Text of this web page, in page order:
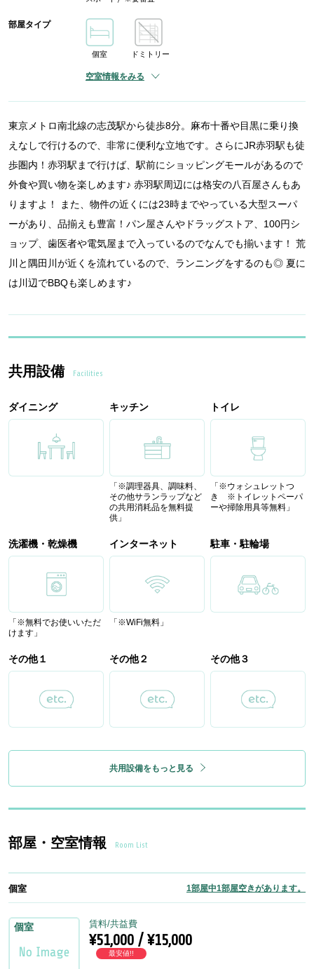
部屋タイプ
個室 ドミトリー
空室情報をみる
東京メトロ南北線の志茂駅から徒歩8分。麻布十番や目黒に乗り換
えなしで行けるので、非常に便利な立地です。さらにJR赤羽駅も徒
歩圏内！赤羽駅まで行けば、駅前にショッピングモールがあるので
外食や買い物を楽しめます♪ 赤羽駅周辺には格安の八百屋さんもあ
りますよ！ また、物件の近くには23時までやっている大型スーパ
ーがあり、品揃えも豊富！パン屋さんやドラッグストア、100円シ
ョップ、歯医者や電気屋まで入っているのでなんでも揃います！ 荒
川と隅田川が近くを流れているので、ランニングをするのも◎ 夏に
は川辺でBBQも楽しめます♪
共用設備 Facilities
ダイニング キッチン
「※調理器具、調味料、
その他サランラップなど
の共用消耗品を無料提
供」
トイレ
「※ウォシュレットつ
き ※トイレットペーパ
ーや掃除用具等無料」
洗濯機・乾燥機
「※無料でお使いいただ
けます」
インターネット
「※WiFi無料」
駐車・駐輪場
その他１ その他２ その他３
共用設備をもっと見る
部屋・空室情報 Room List
個室 1部屋中1部屋空きがあります。
個室 賃料/共益費
¥51,000 / ¥15,000
最安値!!